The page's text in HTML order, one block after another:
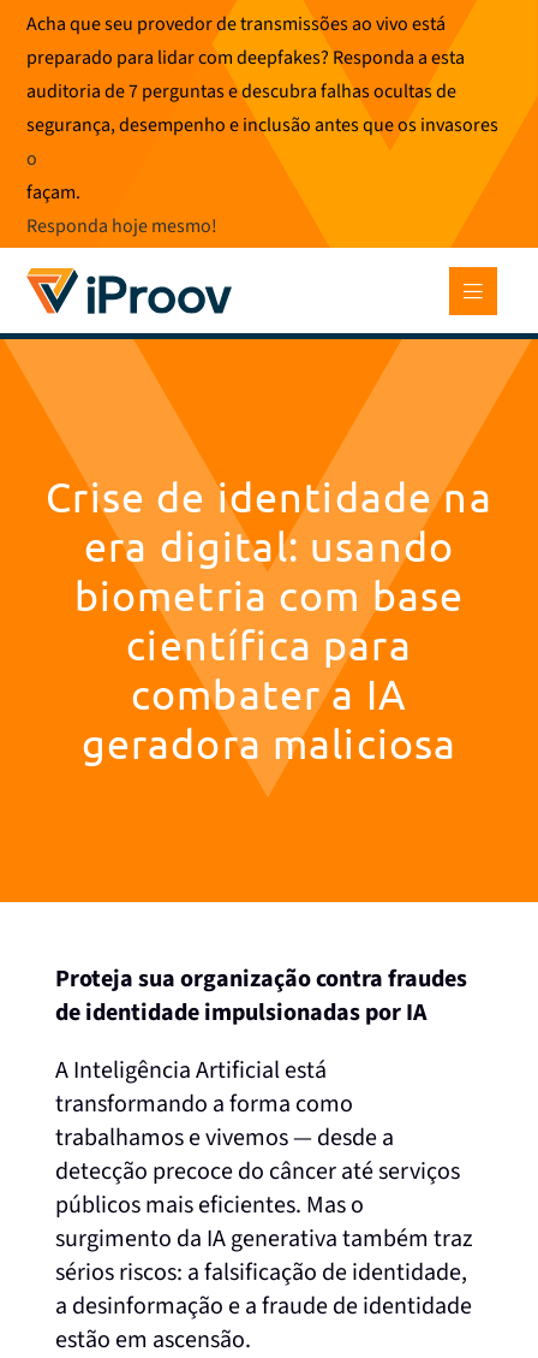
Pular
para
conteúdo
Acha que seu provedor de transmissões ao vivo está
preparado para lidar com deepfakes? Responda a esta
auditoria de 7 perguntas e descubra falhas ocultas de
segurança, desempenho e inclusão antes que os invasores
o
façam.
Responda hoje mesmo!
Crise de identidade na
era digital: usando
biometria com base
científica para
combater a IA
geradora maliciosa
Proteja sua organização contra fraudes
de identidade impulsionadas por IA
A Inteligência Artificial está
transformando a forma como
trabalhamos e vivemos — desde a
detecção precoce do câncer até serviços
públicos mais eficientes. Mas o
surgimento da IA generativa também traz
sérios riscos: a falsificação de identidade,
a desinformação e a fraude de identidade
estão em ascensão.